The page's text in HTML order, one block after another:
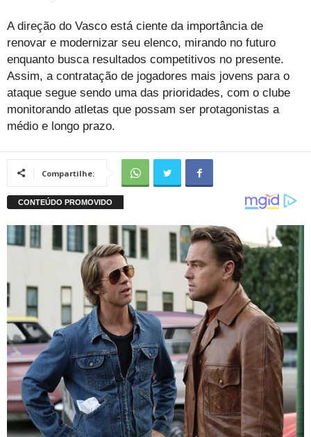
A direção do Vasco está ciente da importância de
renovar e modernizar seu elenco, mirando no futuro
enquanto busca resultados competitivos no presente.
Assim, a contratação de jogadores mais jovens para o
ataque segue sendo uma das prioridades, com o clube
monitorando atletas que possam ser protagonistas a
médio e longo prazo.
Compartilhe: